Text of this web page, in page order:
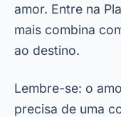
amor. Entre na
mais combina
ao destino.
Lembre-se: o
precisa de uma